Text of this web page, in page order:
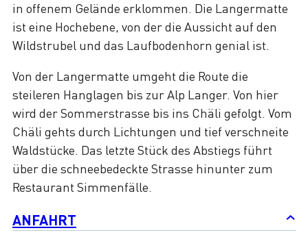
in offenem Gelände erklommen. Die Langermatte
ist eine Hochebene, von der die Aussicht auf den
Wildstrubel und das Laufbodenhorn genial ist.
Von der Langermatte umgeht die Route die
steileren Hanglagen bis zur Alp Langer. Von hier
wird der Sommerstrasse bis ins Chäli gefolgt. Vom
Chäli gehts durch Lichtungen und tief verschneite
Waldstücke. Das letzte Stück des Abstiegs führt
über die schneebedeckte Strasse hinunter zum
Restaurant Simmenfälle.
ANFAHRT